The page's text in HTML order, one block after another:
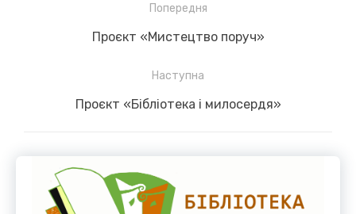
записів
Попередня
Previous
Проєкт «Мистецтво поруч»
Наступна
Next
Проєкт «Бібліотека і милосердя»